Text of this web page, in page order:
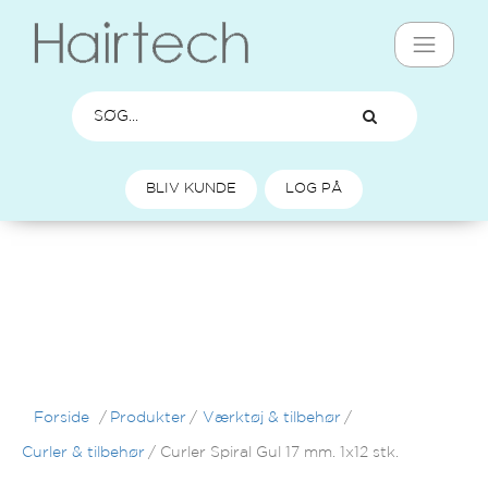
BLIV KUNDE LOG PÅ
Forside / Produkter / Værktøj & tilbehør /
Curler & tilbehør / Curler Spiral Gul 17 mm. 1x12 stk.